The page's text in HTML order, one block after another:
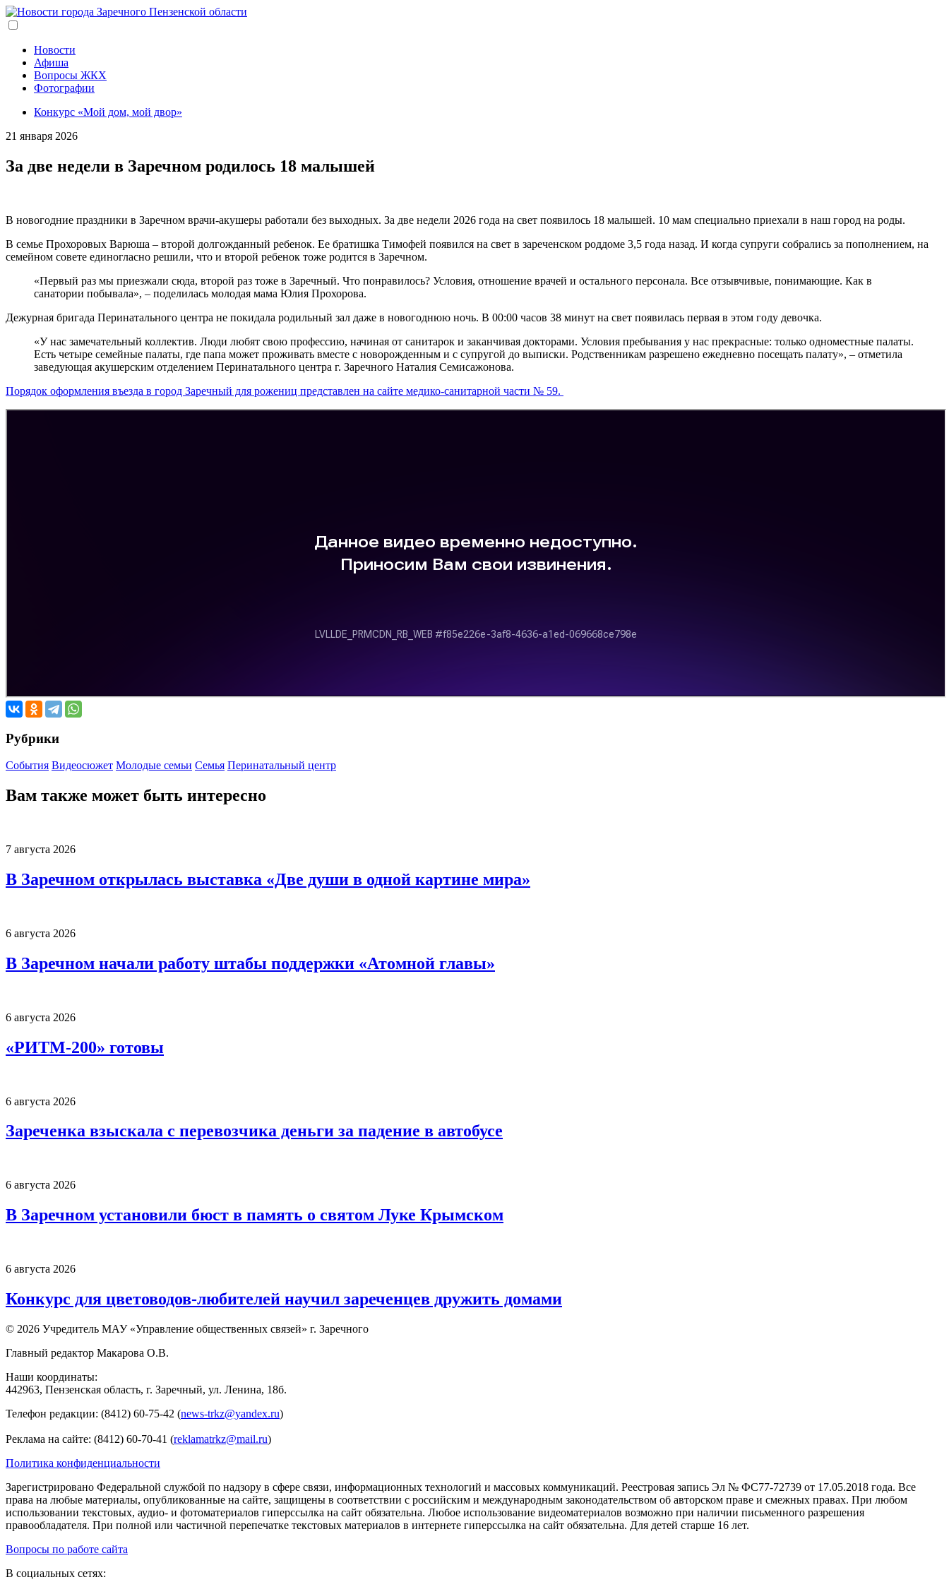
Перейти
к
содержанию
Новости
Афиша
Вопросы ЖКХ
Фотографии
Конкурс «Мой дом, мой двор»
21 января 2026
За две недели в Заречном родилось 18 малышей
В новогодние праздники в Заречном врачи-акушеры работали без выходных. За две недели 2026 года на свет появилось 18 малышей. 10 мам специально приехали в наш город на роды.
В семье Прохоровых Варюша – второй долгожданный ребенок. Ее братишка Тимофей появился на свет в зареченском роддоме 3,5 года назад. И когда супруги собрались за пополнением, на
семейном совете единогласно решили, что и второй ребенок тоже родится в Заречном.
«Первый раз мы приезжали сюда, второй раз тоже в Заречный. Что понравилось? Условия, отношение врачей и остального персонала. Все отзывчивые, понимающие. Как в
санатории побывала», – поделилась молодая мама Юлия Прохорова.
Дежурная бригада Перинатального центра не покидала родильный зал даже в новогоднюю ночь. В 00:00 часов 38 минут на свет появилась первая в этом году девочка.
«У нас замечательный коллектив. Люди любят свою профессию, начиная от санитарок и заканчивая докторами. Условия пребывания у нас прекрасные: только одноместные палаты.
Есть четыре семейные палаты, где папа может проживать вместе с новорожденным и с супругой до выписки. Родственникам разрешено ежедневно посещать палату», – отметила
заведующая акушерским отделением Перинатального центра г. Заречного Наталия Семисажонова.
Порядок оформления въезда в город Заречный для рожениц представлен на сайте медико-санитарной части № 59.
Рубрики
События Видеосюжет Молодые семьи Семья Перинатальный центр
Вам также может быть интересно
7 августа 2026
В Заречном открылась выставка «Две души в одной картине мира»
6 августа 2026
В Заречном начали работу штабы поддержки «Атомной главы»
6 августа 2026
«РИТМ-200» готовы
6 августа 2026
Зареченка взыскала с перевозчика деньги за падение в автобусе
6 августа 2026
В Заречном установили бюст в память о святом Луке Крымском
6 августа 2026
Конкурс для цветоводов-любителей научил зареченцев дружить домами
© 2026 Учредитель МАУ «Управление общественных связей» г. Заречного
Главный редактор Макарова О.В.
Наши координаты:
442963, Пензенская область, г. Заречный, ул. Ленина, 18б.
Телефон редакции: (8412) 60-75-42 (news-trkz@yandex.ru)
Реклама на сайте: (8412) 60-70-41 (reklamatrkz@mail.ru)
Политика конфиденциальности
Зарегистрировано Федеральной службой по надзору в сфере связи, информационных технологий и массовых коммуникаций. Реестровая запись Эл № ФС77-72739 от 17.05.2018 года. Все
права на любые материалы, опубликованные на сайте, защищены в соответствии с российским и международным законодательством об авторском праве и смежных правах. При любом
использовании текстовых, аудио- и фотоматериалов гиперссылка на сайт обязательна. Любое использование видеоматериалов возможно при наличии письменного разрешения
правообладателя. При полной или частичной перепечатке текстовых материалов в интернете гиперссылка на сайт обязательна. Для детей старше 16 лет.
Вопросы по работе сайта
В социальных сетях: